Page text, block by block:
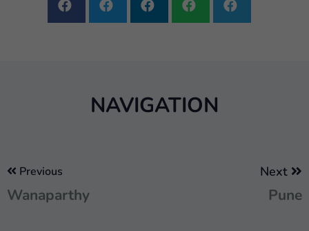
NAVIGATION
Previous
Wanaparthy
Next
Pune